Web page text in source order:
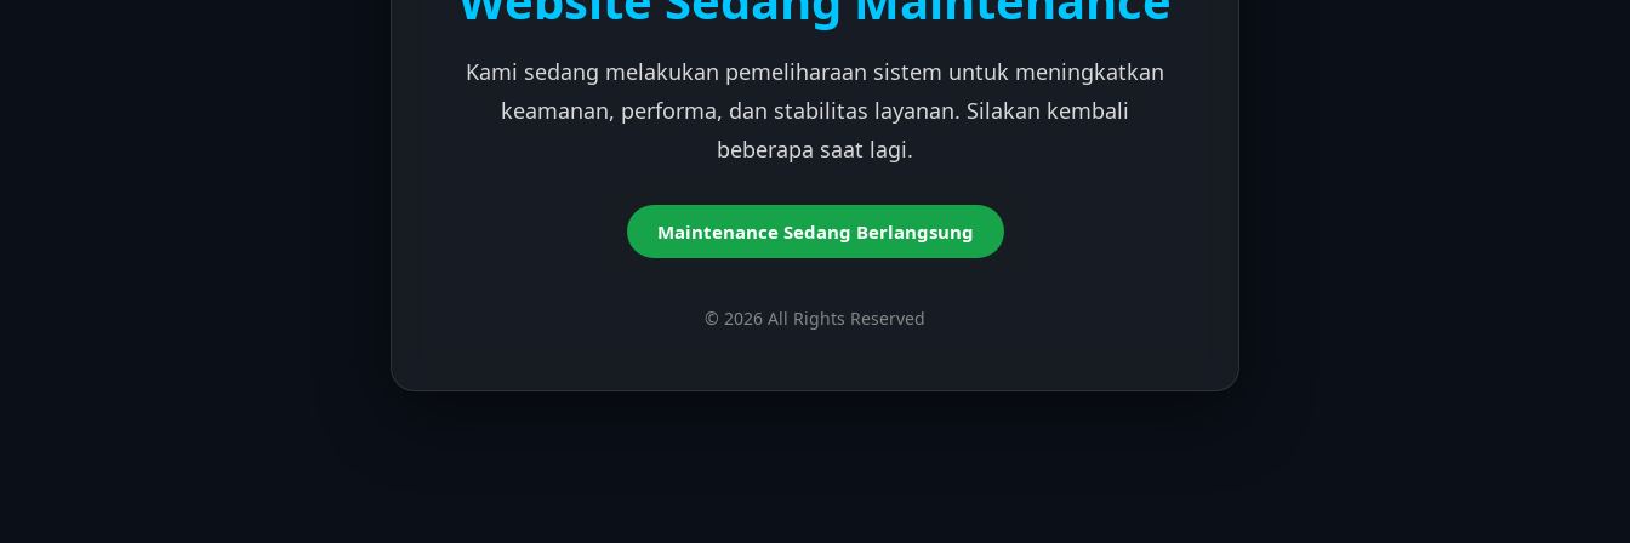
Kami sedang melakukan pemeliharaan sistem untuk meningkatkan
keamanan, performa, dan stabilitas layanan. Silakan kembali
beberapa saat lagi.
Maintenance Sedang Berlangsung
© 2026 All Rights Reserved